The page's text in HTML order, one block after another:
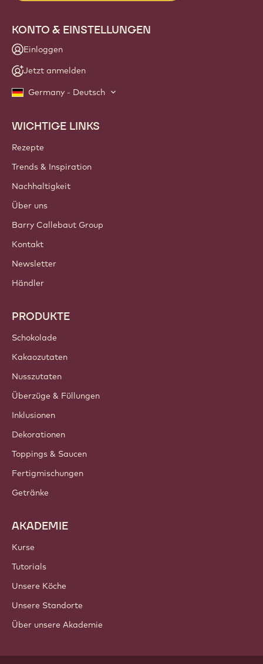
KONTO & EINSTELLUNGEN
Einloggen
Jetzt anmelden
Germany - Deutsch
Footer
Callebaut
WICHTIGE LINKS
Rezepte
Trends & Inspiration
Nachhaltigkeit
Über uns
Barry Callebaut Group
Kontakt
Newsletter
Händler
PRODUKTE
Schokolade
Kakaozutaten
Nusszutaten
Überzüge & Füllungen
Inklusionen
Dekorationen
Toppings & Saucen
Fertigmischungen
Getränke
AKADEMIE
Kurse
Tutorials
Unsere Köche
Unsere Standorte
Über unsere Akademie